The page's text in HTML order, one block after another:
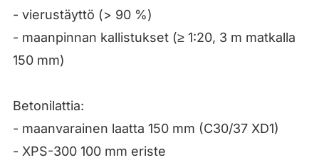
- vierustäyttö (> 90 %)
- maanpinnan kallistukset (≥ 1:20, 3 m matkalla
150 mm)
Betonilattia:
- maanvarainen laatta 150 mm (C30/37 XD1)
- XPS-300 100 mm eriste